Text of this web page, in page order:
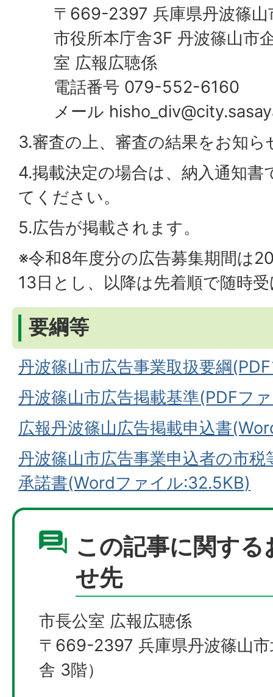
〒669-2397 兵庫県丹波篠山
市役所本庁舎3F 丹波篠山市
室 広報広聴係
電話番号 079-552-6160
メール
3.審査の上、審査の結果をお知ら
4.掲載決定の場合は、納入通知書
てください。
5.広告が掲載されます。
※令和8年度分の広告募集期間は
13日とし、以降は先着順で随時
要綱等
丹波篠山市広告事業取扱要綱
丹波篠山市広告掲載基準(PDFフ
広報丹波篠山広告掲載申込書
丹波篠山市広告事業申込者の市
承諾書(Wordファイル:32.5KB)
この記事に関する
せ先
市長公室 広報広聴係
〒669-2397 兵庫県丹波篠山
舎 3階）